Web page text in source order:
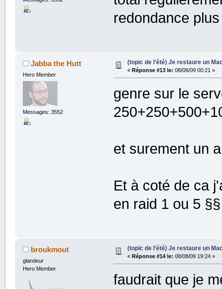
redondance
Jabba the Hutt
Hero Member
Messages: 3552
(topic de l'été) Je restaure un
« Réponse #13 le: 08/08/09 00:21 »
genre sur le
et surement un
Et à coté de ca
en raid 1 ou 5 §§
broukmout
glandeur
Hero Member
(topic de l'été) Je restaure un
« Réponse #14 le: 08/08/09 19:24 »
faudrait que je